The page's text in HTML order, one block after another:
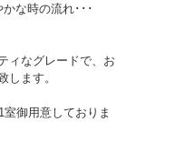
な時の流れ･･･
ィなグレードで、お
します。
御用意しておりま